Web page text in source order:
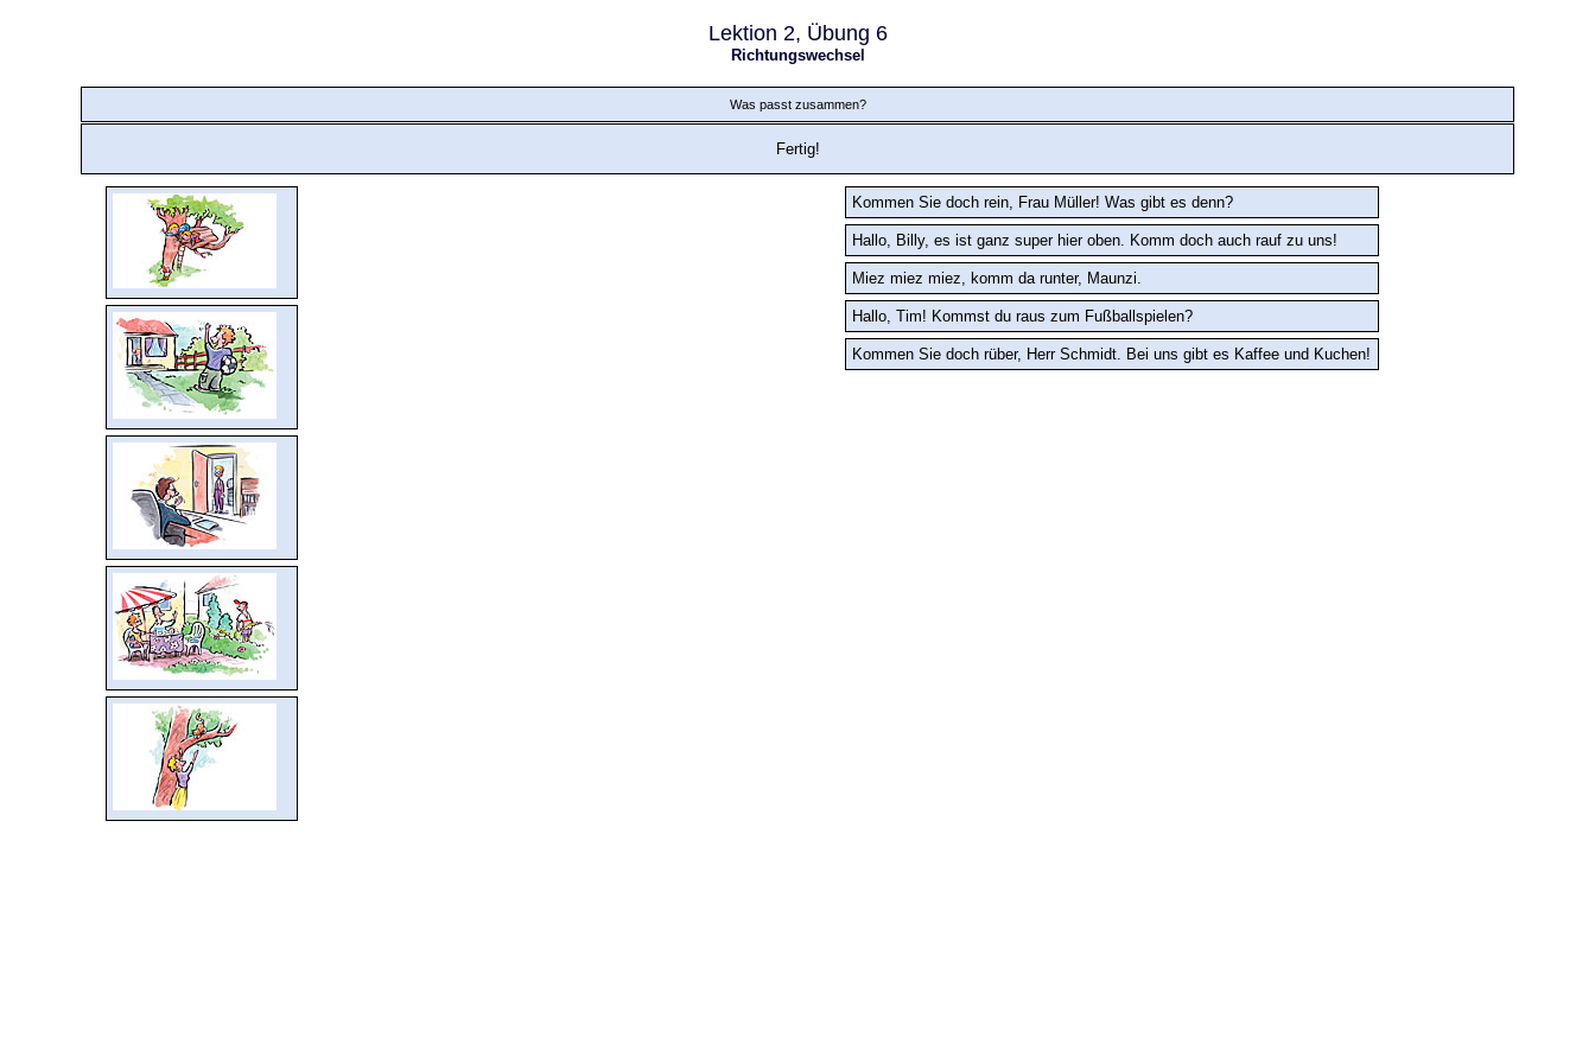
Lektion 2, Übung 6
Richtungswechsel
Was passt zusammen?
Fertig!
Kommen Sie doch rein, Frau Müller! Was gibt es denn?
Hallo, Billy, es ist ganz super hier oben. Komm doch auch rauf zu uns!
Miez miez miez, komm da runter, Maunzi.
Hallo, Tim! Kommst du raus zum Fußballspielen?
Kommen Sie doch rüber, Herr Schmidt. Bei uns gibt es Kaffee und Kuchen!